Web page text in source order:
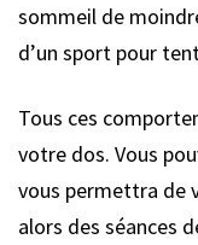
sommeil de
d’un sport pour
Tous ces
votre dos. Vous
vous permettra de
alors des séances